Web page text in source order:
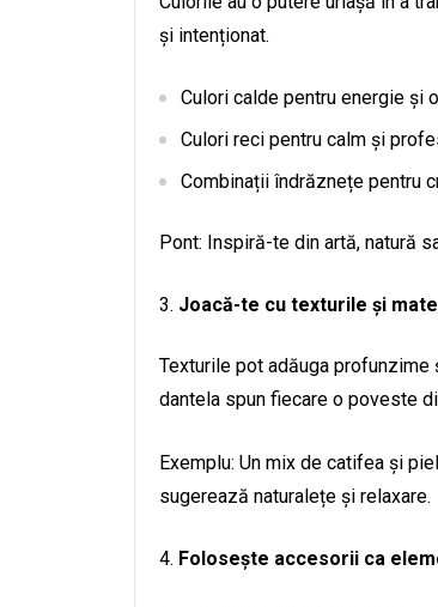
și intenționat.
Culori calde pentru energie și
Culori reci pentru calm și
Combinații îndrăznețe pentru
Pont: Inspiră-te din artă, natură
Joacă-te cu texturile și
Texturile pot adăuga
dantela spun fiecare o poveste
Exemplu: Un mix de catifea și
sugerează naturalețe și relaxare.
Folosește accesorii ca